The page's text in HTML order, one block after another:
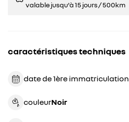
valable jusqu'à 15 jours / 500km
caractéristiques techniques
date de 1ère immatriculation
couleur noir